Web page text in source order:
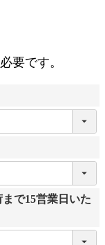
要です。
で15営業日いた